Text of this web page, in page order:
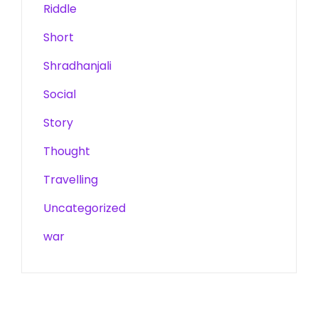
Riddle
Short
Shradhanjali
Social
Story
Thought
Travelling
Uncategorized
war